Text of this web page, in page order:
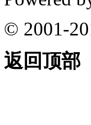
© 2001-
返回顶部